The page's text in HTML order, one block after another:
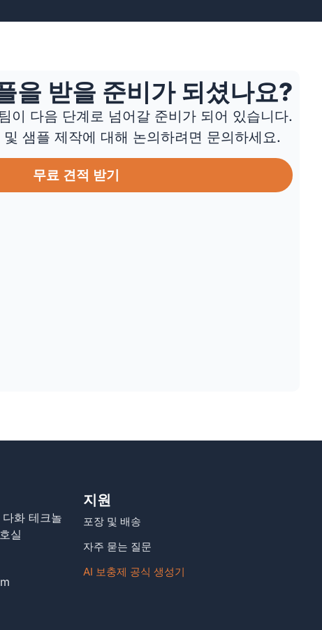
을 받을 준비가 되셨나요?
이 다음 단계로 넘어갈 준비가 되어 있습니다.
샘플 제작에 대해 논의하려면 문의하세요.
무료 견적 받기
화 테크놀
실
지원
포장 및 배송
자주 묻는 질문
AI 보충제 공식 생성기